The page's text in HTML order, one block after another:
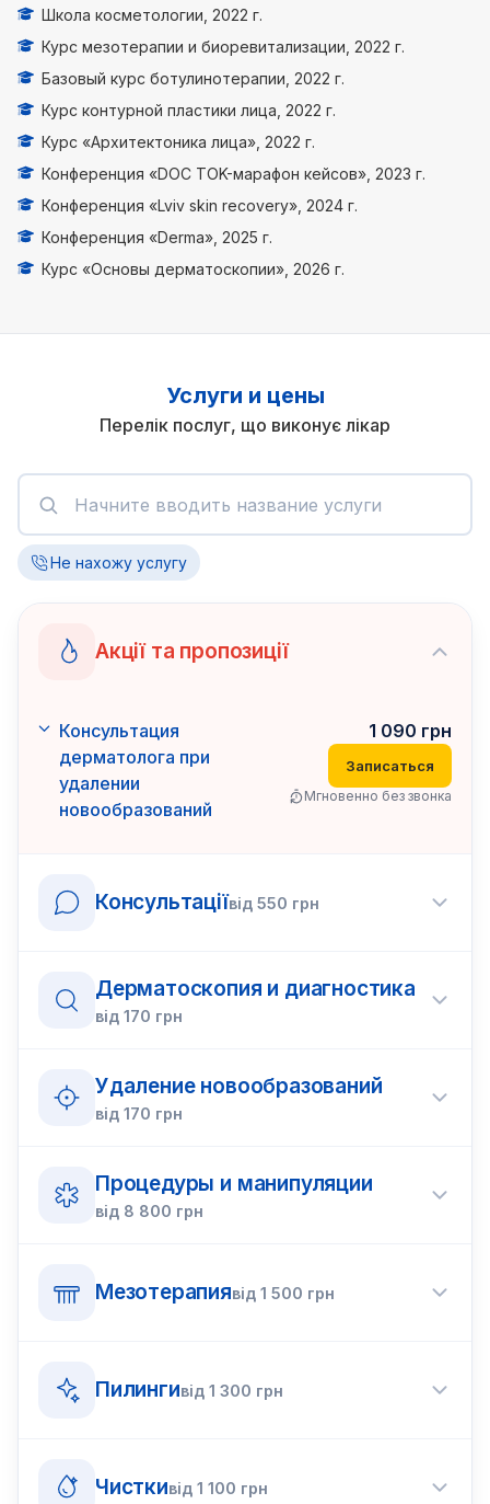
Школа косметологии, 2022 г.
Курс мезотерапии и биоревитализации, 2022 г.
Базовый курс ботулинотерапии, 2022 г.
Курс контурной пластики лица, 2022 г.
Курс «Архитектоника лица», 2022 г.
Конференция «DOC TOK-марафон кейсов», 2023 г.
Конференция «Lviv skin recovery», 2024 г.
Конференция «Derma», 2025 г.
Курс «Основы дерматоскопии», 2026 г.
Услуги и цены
Перелік послуг, що виконує лікар
Не нахожу услугу
Акції та пропозиції
Консультация
дерматолога при
удалении
новообразований
1 090 грн
Записаться
Мгновенно без звонка
Консультаціївід 550 грн
Дерматоскопия и диагностика
від 170 грн
Удаление новообразований
від 170 грн
Процедуры и манипуляции
від 8 800 грн
Мезотерапиявід 1 500 грн
Пилингивід 1 300 грн
Чисткивід 1 100 грн